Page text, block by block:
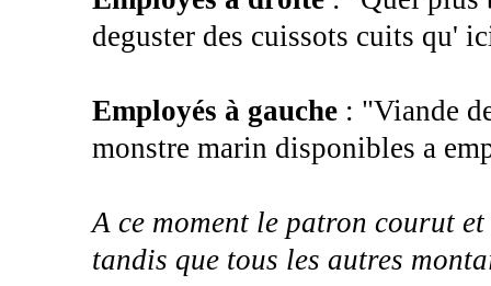
deguster des cuissots cuits qu'
Employés à gauche: "Viande
monstre marin disponibles a
A ce moment le patron courut
tandis que tous les autres